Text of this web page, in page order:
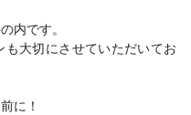
内です。
大切にさせていただいてお
に！